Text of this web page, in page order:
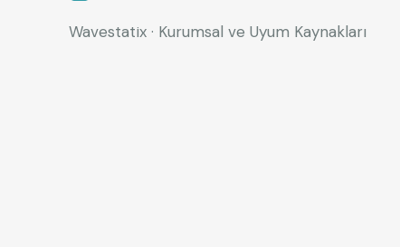
Wavestatix · Kurumsal ve Uyum Kaynakları